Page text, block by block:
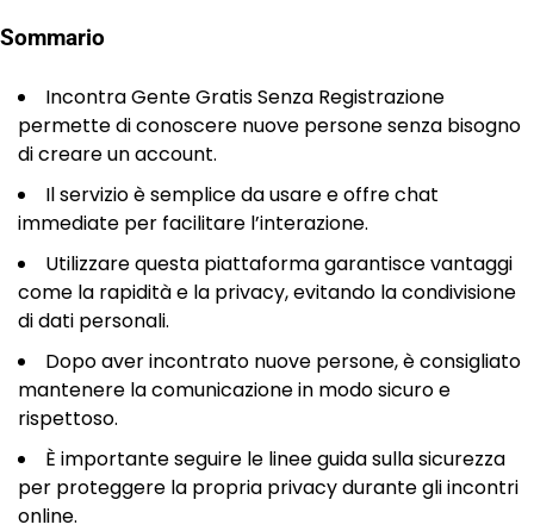
Sommario
Incontra Gente Gratis Senza Registrazione
permette di conoscere nuove persone senza bisogno
di creare un account.
Il servizio è semplice da usare e offre chat
immediate per facilitare l’interazione.
Utilizzare questa piattaforma garantisce vantaggi
come la rapidità e la privacy, evitando la condivisione
di dati personali.
Dopo aver incontrato nuove persone, è consigliato
mantenere la comunicazione in modo sicuro e
rispettoso.
È importante seguire le linee guida sulla sicurezza
per proteggere la propria privacy durante gli incontri
online.